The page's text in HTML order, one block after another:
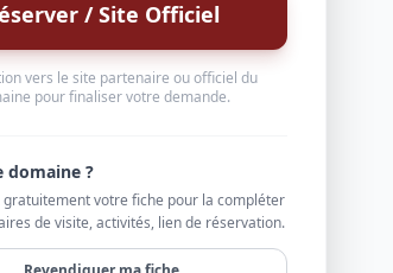
/ Site Officiel
vers le site partenaire ou officiel du
pour finaliser votre demande.
domaine ?
gratuitement votre fiche pour la compléter
de visite, activités, lien de réservation.